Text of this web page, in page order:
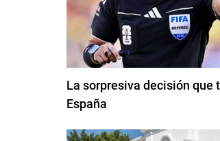
La sorpresiva decisión
España